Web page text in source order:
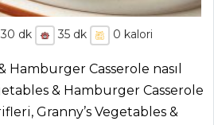
30 dk 35dk 0 kalori
Hamburger Casserole nasıl
& Hamburger Casserole
Granny’s Vegetables &